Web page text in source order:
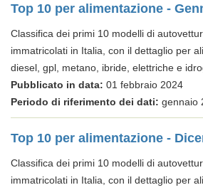
Top 10 per alimentazione -
Classifica dei primi 10 modelli di
immatricolati in Italia, con il dettaglio per
diesel, gpl, metano, ibride, elettriche e
Pubblicato in data: 01 febbraio 2024
Periodo di riferimento dei dati: gennaio
Top 10 per alimentazione -
Classifica dei primi 10 modelli di
immatricolati in Italia, con il dettaglio per